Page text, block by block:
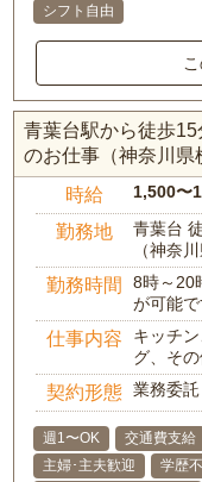
シフト自由
青葉台駅から徒歩
のお仕事（神奈川県
時給 1,500〜
勤務地
青葉台
（神奈
勤務時間
8時～20
が可能
仕事内容
キッチ
グ、そ
契約形態 業務委託
週1〜OK 交通費支給
主婦･主夫歓迎
学歴